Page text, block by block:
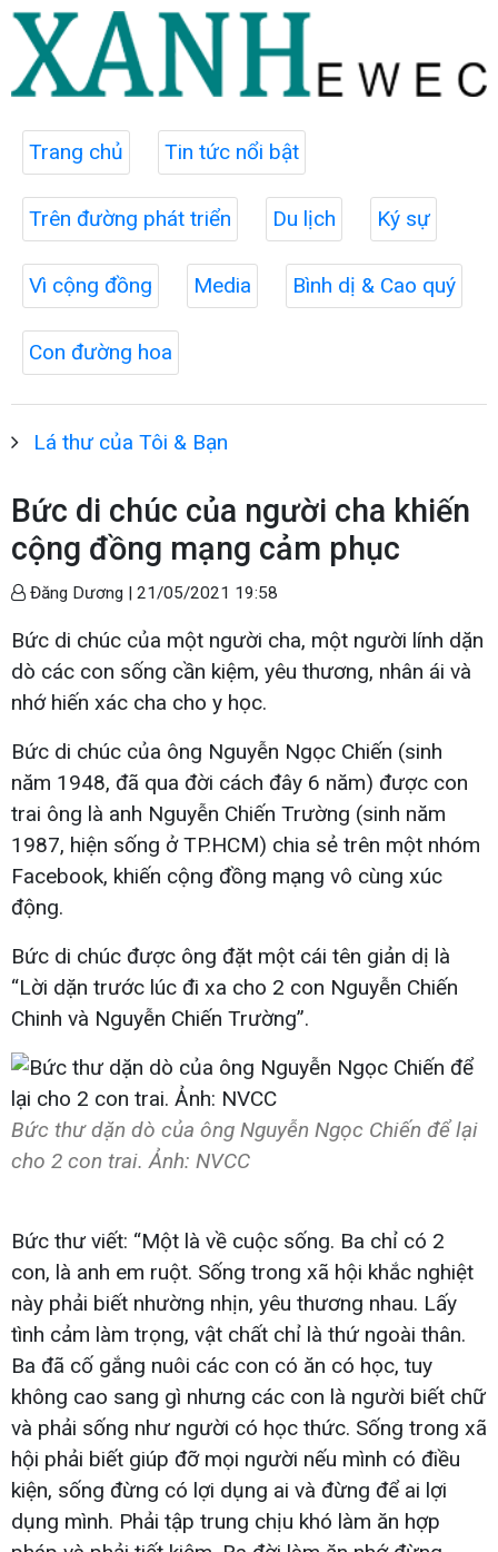
Trang chủ Tin tức nổi bật
Trên đường phát triển Du lịch Ký sự
Vì cộng đồng Media Bình dị & Cao quý
Con đường hoa
Lá thư của Tôi & Bạn
Bức di chúc của người cha khiến
cộng đồng mạng cảm phục
Đăng Dương | 21/05/2021 19:58
Bức di chúc của một người cha, một người lính dặn
dò các con sống cần kiệm, yêu thương, nhân ái và
nhớ hiến xác cha cho y học.
Bức di chúc của ông Nguyễn Ngọc Chiến (sinh
năm 1948, đã qua đời cách đây 6 năm) được con
trai ông là anh Nguyễn Chiến Trường (sinh năm
1987, hiện sống ở TP.HCM) chia sẻ trên một nhóm
Facebook, khiến cộng đồng mạng vô cùng xúc
động.
Bức di chúc được ông đặt một cái tên giản dị là
“Lời dặn trước lúc đi xa cho 2 con Nguyễn Chiến
Chinh và Nguyễn Chiến Trường”.
Bức thư dặn dò của ông Nguyễn Ngọc Chiến để lại
cho 2 con trai. Ảnh: NVCC
Bức thư viết: “Một là về cuộc sống. Ba chỉ có 2
con, là anh em ruột. Sống trong xã hội khắc nghiệt
này phải biết nhường nhịn, yêu thương nhau. Lấy
tình cảm làm trọng, vật chất chỉ là thứ ngoài thân.
Ba đã cố gắng nuôi các con có ăn có học, tuy
không cao sang gì nhưng các con là người biết chữ
và phải sống như người có học thức. Sống trong xã
hội phải biết giúp đỡ mọi người nếu mình có điều
kiện, sống đừng có lợi dụng ai và đừng để ai lợi
dụng mình. Phải tập trung chịu khó làm ăn hợp